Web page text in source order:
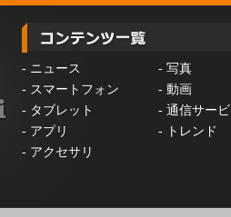
- ニュース - 写真
- スマートフォン - 動画
- タブレット - 通信サー
- アプリ -
トレンド
- アクセサリ